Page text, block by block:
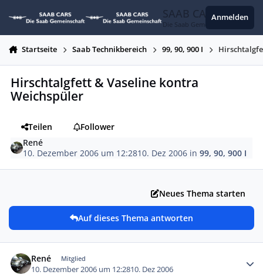
SAAB CARS
Die Saab Gemeinschaft
Anmelden
Startseite Saab Technikbereich 99, 90, 900 I
Hirschtalgfett & Vaseline kontra
Weichspüler
Teilen
Follower
René
10. Dezember 2006 um 12:2810. Dez 2006 in99, 90, 900 I
Neues Thema starten
Auf dieses Thema antworten
René Mitglied
10. Dezember 2006 um 12:2810. Dez 2006